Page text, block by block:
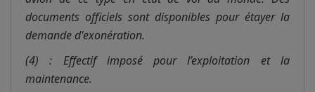
documents officiels sont disponibles pour étayer la
demande d'exonération.
(4) : Effectif imposé pour l’exploitation et la
maintenance.